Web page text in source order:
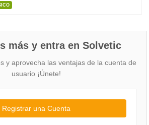
más y entra en Solvetic
y aprovecha las ventajas de la cuenta de
usuario ¡Únete!
Registrar una Cuenta